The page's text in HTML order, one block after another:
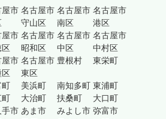
屋市 名古屋市
守山区
名古屋市
南区
名古屋市
港区
屋市
区
名古屋市
昭和区
名古屋市
中区
名古屋市
中村区
屋市
区
名古屋市
東区
豊根村 東栄町
町 美浜町 南知多町 東浦町
町 大治町 扶桑町
大口町
手市 あま市 みよし市 弥富市